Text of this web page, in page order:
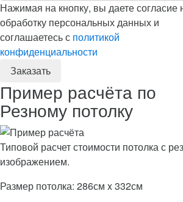
Нажимая на кнопку, вы даете согласие
обработку персональных данных и
соглашаетесь с политикой
конфиденциальности
Пример расчёта по
Резному потолку
Типовой расчет стоимости потолка с
изображением.
Размер потолка: 286см x 332см